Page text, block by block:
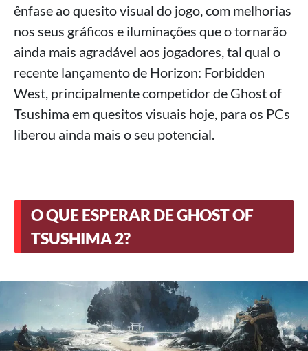
ênfase ao quesito visual do jogo, com melhorias
nos seus gráficos e iluminações que o tornarão
ainda mais agradável aos jogadores, tal qual o
recente lançamento de Horizon: Forbidden
West, principalmente competidor de Ghost of
Tsushima em quesitos visuais hoje, para os PCs
liberou ainda mais o seu potencial.
O QUE ESPERAR DE GHOST OF
TSUSHIMA 2?